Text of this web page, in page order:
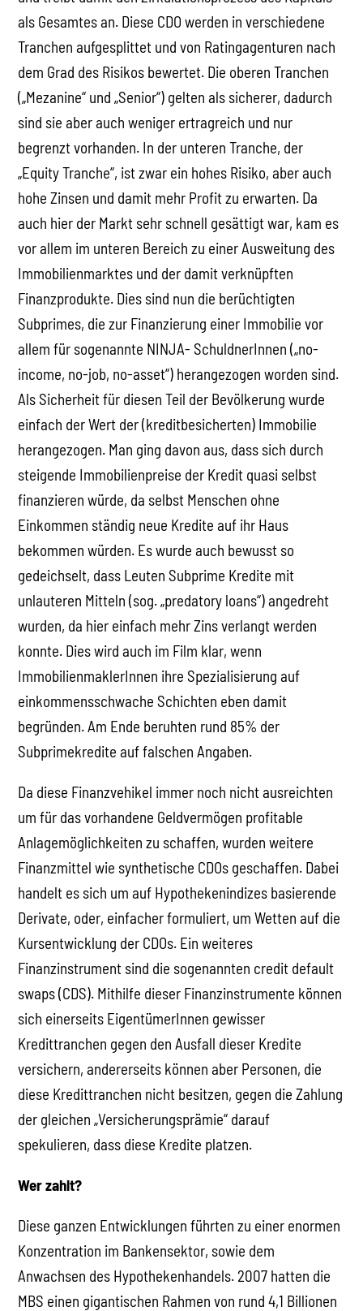
als Gesamtes an. Diese CDO werden in verschiedene
Tranchen aufgesplittet und von Ratingagenturen nach
dem Grad des Risikos bewertet. Die oberen Tranchen
(„Mezanine“ und „Senior“) gelten als sicherer, dadurch
sind sie aber auch weniger ertragreich und nur
begrenzt vorhanden. In der unteren Tranche, der
„Equity Tranche“, ist zwar ein hohes Risiko, aber auch
hohe Zinsen und damit mehr Profit zu erwarten. Da
auch hier der Markt sehr schnell gesättigt war, kam es
vor allem im unteren Bereich zu einer Ausweitung des
Immobilienmarktes und der damit verknüpften
Finanzprodukte. Dies sind nun die berüchtigten
Subprimes, die zur Finanzierung einer Immobilie vor
allem für sogenannte NINJA- SchuldnerInnen („no-
income, no-job, no-asset“) herangezogen worden sind.
Als Sicherheit für diesen Teil der Bevölkerung wurde
einfach der Wert der (kreditbesicherten) Immobilie
herangezogen. Man ging davon aus, dass sich durch
steigende Immobilienpreise der Kredit quasi selbst
finanzieren würde, da selbst Menschen ohne
Einkommen ständig neue Kredite auf ihr Haus
bekommen würden. Es wurde auch bewusst so
gedeichselt, dass Leuten Subprime Kredite mit
unlauteren Mitteln (sog. „predatory loans“) angedreht
wurden, da hier einfach mehr Zins verlangt werden
konnte. Dies wird auch im Film klar, wenn
ImmobilienmaklerInnen ihre Spezialisierung auf
einkommensschwache Schichten eben damit
begründen. Am Ende beruhten rund 85% der
Subprimekredite auf falschen Angaben.
Da diese Finanzvehikel immer noch nicht ausreichten
um für das vorhandene Geldvermögen profitable
Anlagemöglichkeiten zu schaffen, wurden weitere
Finanzmittel wie synthetische CDOs geschaffen. Dabei
handelt es sich um auf Hypothekenindizes basierende
Derivate, oder, einfacher formuliert, um Wetten auf die
Kursentwicklung der CDOs. Ein weiteres
Finanzinstrument sind die sogenannten credit default
swaps (CDS). Mithilfe dieser Finanzinstrumente können
sich einerseits EigentümerInnen gewisser
Kredittranchen gegen den Ausfall dieser Kredite
versichern, andererseits können aber Personen, die
diese Kredittranchen nicht besitzen, gegen die Zahlung
der gleichen „Versicherungsprämie“ darauf
spekulieren, dass diese Kredite platzen.
Wer zahlt?
Diese ganzen Entwicklungen führten zu einer enormen
Konzentration im Bankensektor, sowie dem
Anwachsen des Hypothekenhandels. 2007 hatten die
MBS einen gigantischen Rahmen von rund 4,1 Billionen